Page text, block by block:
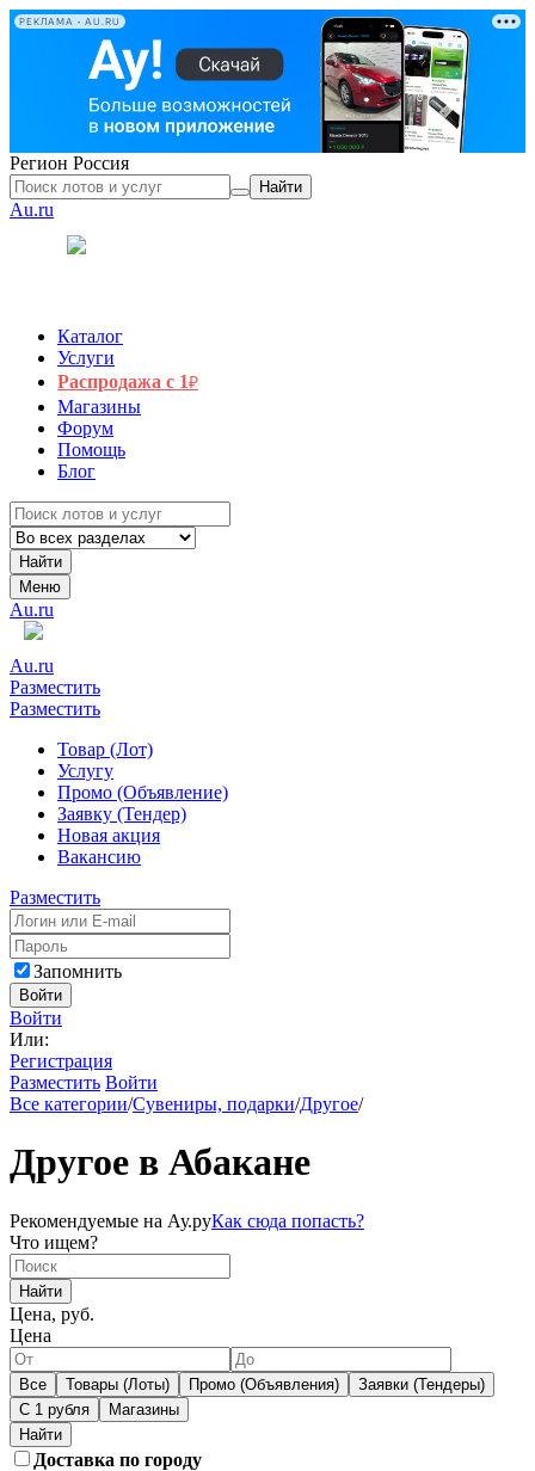
РЕКЛАМА • AU.RU
Регион Россия
Найти
Au.ru
Каталог
Услуги
Распродажа с 1₽
Магазины
Форум
Помощь
Блог
Найти
Меню
Au.ru
Au.ru
Разместить
Разместить
Товар (Лот)
Услугу
Промо (Объявление)
Заявку (Тендер)
Новая акция
Вакансию
Разместить
Запомнить
Войти
Войти
Или:
Регистрация
Разместить Войти
Все категории/Сувениры, подарки/Другое/
Другое в Абакане
Рекомендуемые на Ау.руКак сюда попасть?
Что ищем?
Найти
Цена, руб.
Цена
Все Товары (Лоты) Промо (Объявления)
Заявки (Тендеры)
С 1 рубля
Магазины
Доставка по городу